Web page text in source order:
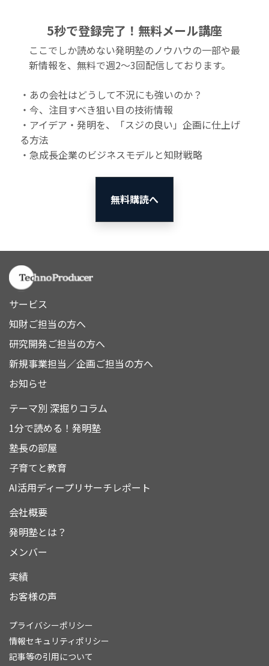
5秒で登録完了！無料メール講座
ここでしか読めない発明塾のノウハウの一部や最
新情報を、無料で週2〜3回配信しております。
・あの会社はどうして不況にも強いのか？
・今、注目すべき狙い目の技術情報
・アイデア・発明を、「スジの良い」企画に仕上げ
る方法
・急成長企業のビジネスモデルと知財戦略
無料購読へ
サービス
知財ご担当の方へ
研究開発ご担当の方へ
新規事業担当／企画ご担当の方へ
お知らせ
テーマ別 深掘りコラム
1分で読める！発明塾
塾長の部屋
子育てと教育
AI活用ディープリサーチレポート
会社概要
発明塾とは？
メンバー
実績
お客様の声
プライバシーポリシー
情報セキュリティポリシー
記事等の引用について